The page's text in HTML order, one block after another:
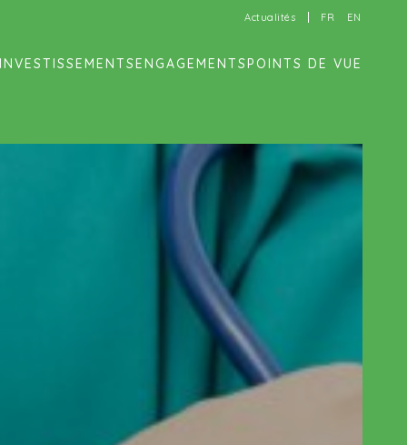
Actualités FR EN
INVESTISSEMENTSENGAGEMENTSPOINTS DE VUE